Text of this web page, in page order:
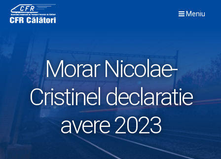
content
Meniu
Morar Nicolae-
Cristinel declaratie
avere 2023